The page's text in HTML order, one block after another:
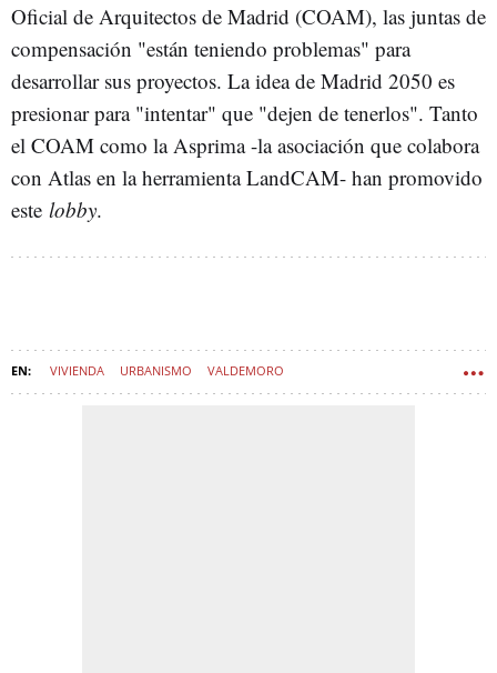
Oficial de Arquitectos de Madrid (COAM), las juntas de
compensación "están teniendo problemas" para
desarrollar sus proyectos. La idea de Madrid 2050 es
presionar para "intentar" que "dejen de tenerlos". Tanto
el COAM como la Asprima -la asociación que colabora
con Atlas en la herramienta LandCAM- han promovido
este lobby.
VIVIENDA URBANISMO VALDEMORO